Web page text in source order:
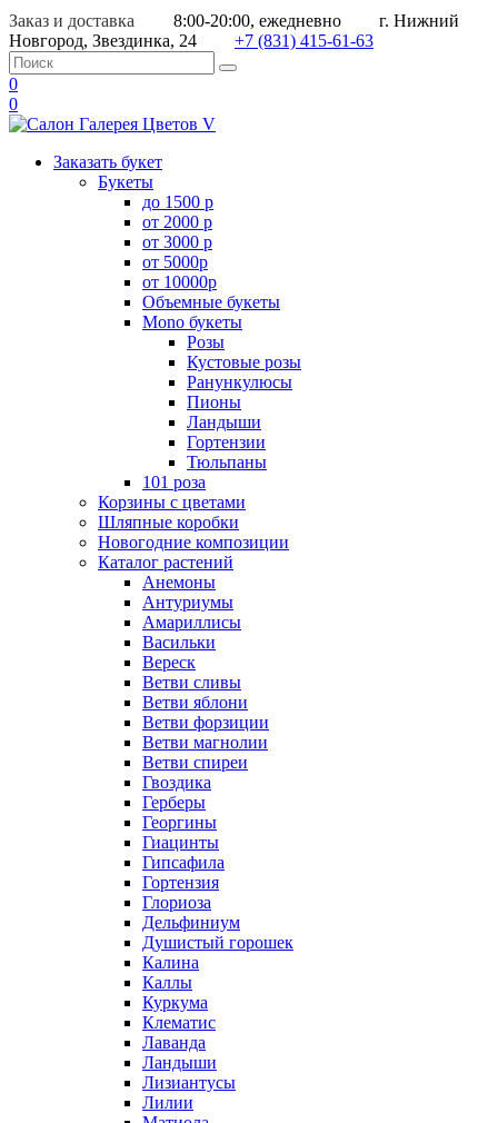
Заказ и доставка 8:00-20:00, ежедневно
г. Нижний
Новгород, Звездинка, 24
+7 (831) 415-61-63
0
0
Заказать букет
Букеты
до 1500 р
от 2000 р
от 3000 р
от 5000р
от 10000р
Объемные букеты
Mono букеты
Розы
Кустовые розы
Ранункулюсы
Пионы
Ландыши
Гортензии
Тюльпаны
101 роза
Корзины с цветами
Шляпные коробки
Новогодние композиции
Каталог растений
Анемоны
Антуриумы
Амариллисы
Васильки
Вереск
Ветви сливы
Ветви яблони
Ветви форзиции
Ветви магнолии
Ветви спиреи
Гвоздика
Герберы
Георгины
Гиацинты
Гипсафила
Гортензия
Глориоза
Дельфиниум
Душистый горошек
Калина
Каллы
Куркума
Клематис
Лаванда
Ландыши
Лизиантусы
Лилии